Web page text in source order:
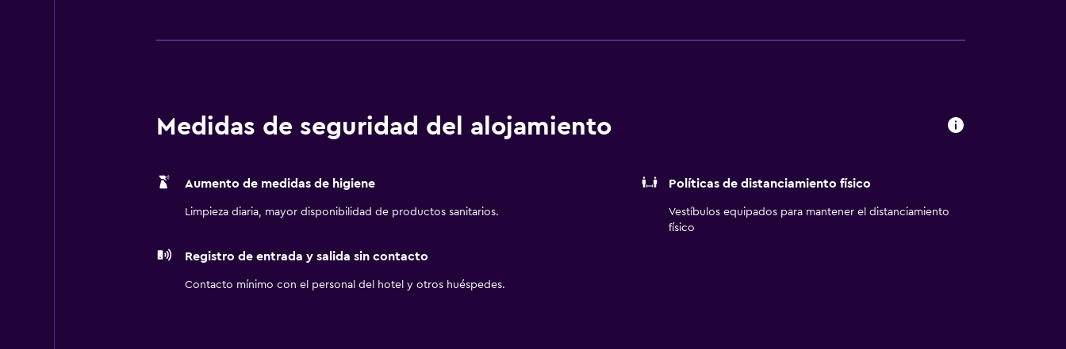
Medidas de seguridad del alojamiento
Aumento de medidas de higiene
Limpieza diaria, mayor disponibilidad de productos sanitarios.
Políticas de distanciamiento físico
Vestíbulos equipados para mantener el distanciamiento
físico
Registro de entrada y salida sin contacto
Contacto mínimo con el personal del hotel y otros huéspedes.